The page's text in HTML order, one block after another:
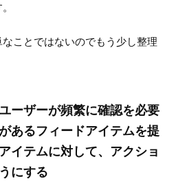
ことではないのでもう少し整理
ーザーが頻繁に確認を必要
あるフィードアイテムを提
イテムに対して、アクショ
にする